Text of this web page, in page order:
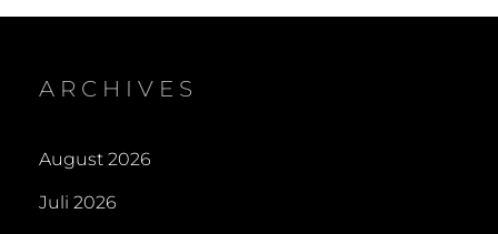
ARCHIVES
August 2026
Juli 2026